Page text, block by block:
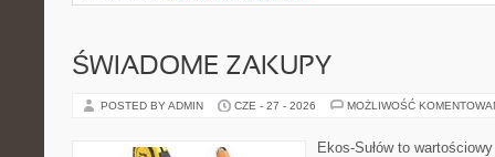
ŚWIADOME ZAKUPY
POSTED BY ADMIN CZE - 27 - 2026 MOŻLIWOŚĆ
Ekos-Sułów to